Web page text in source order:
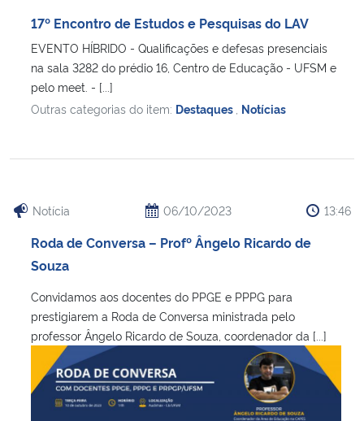
17º Encontro de Estudos e Pesquisas do LAV
EVENTO HÍBRIDO - Qualificações e defesas presenciais
na sala 3282 do prédio 16, Centro de Educação - UFSM e
pelo meet. - [...]
Outras categorias do item: Destaques Notícias
Notícia 06/10/2023 13:46
Roda de Conversa – Profº Ângelo Ricardo de
Souza
Convidamos aos docentes do PPGE e PPPG para
prestigiarem a Roda de Conversa ministrada pelo
professor Ângelo Ricardo de Souza, coordenador da [...]